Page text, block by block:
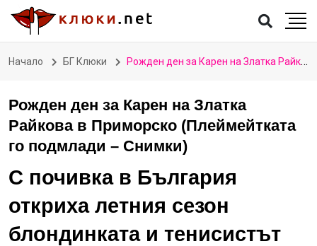
Начало БГ Клюки Рожден ден за Карен на Златка Райкова в Приморско (Плеймейтката го подмлади – Снимки)
Рожден ден за Карен на Златка
Райкова в Приморско (Плеймейтката
го подмлади – Снимки)
С почивка в България
откриха летния сезон
блондинката и тенисистът